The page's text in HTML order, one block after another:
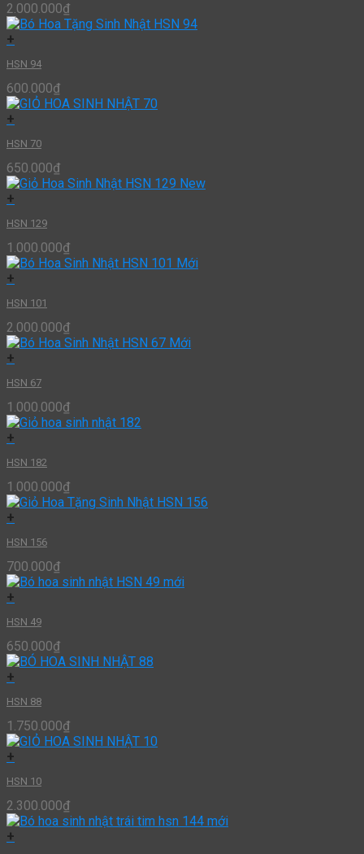
2.000.000₫
+
HSN 94
600.000₫
+
HSN 70
650.000₫
+
HSN 129
1.000.000₫
+
HSN 101
2.000.000₫
+
HSN 67
1.000.000₫
+
HSN 182
1.000.000₫
+
HSN 156
700.000₫
+
HSN 49
650.000₫
+
HSN 88
1.750.000₫
+
HSN 10
2.300.000₫
+